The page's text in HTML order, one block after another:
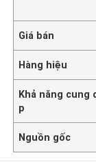
Giá bán
Hàng hiệu
Khả năng cung
p
Nguồn gốc